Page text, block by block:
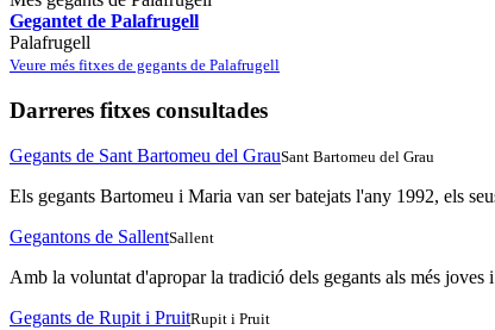
Gegantet de Palafrugell
Palafrugell
Veure més fitxes de gegants de Palafrugell
Darreres fitxes consultades
Gegants de Sant Bartomeu del GrauSant Bartomeu del Grau
Els gegants Bartomeu i Maria van ser batejats l'any 1992, els
Gegantons de SallentSallent
Amb la voluntat d'apropar la tradició dels gegants als més
Gegants de Rupit i PruitRupit i Pruit